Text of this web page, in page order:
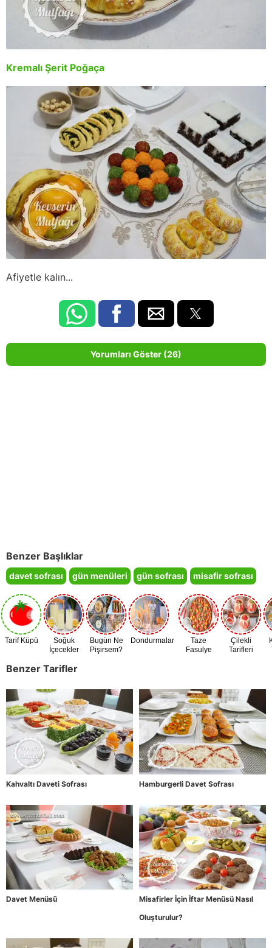
Kremalı Şerit Poğaça
Afiyetle kalın...
Yorumları Göster (26)
Benzer Başlıklar
davet sofrası gün menüleri gün sofrası misafir sofrası
Tarif Küpü
Soğuk
İçecekler
Bugün Ne
Pişirsem?
Dondurmalar
Taze
Fasulye
Çilekli
Tarifleri
Benzer Tarifler
Kahvaltı Daveti Sofrası Hamburgerli Davet Sofrası
Davet Menüsü
Misafirler İçin İftar Menüsü Nasıl
Oluşturulur?